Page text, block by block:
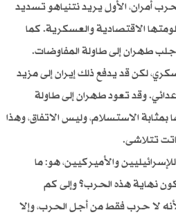
أمران، الأول يريد نتنياهو تسديد
الاقتصادية والعسكرية. كما
طهران إلى طاولة المفاوضات.
لكن قد يدفع ذلك إيران إلى مزيد
وقد تعود طهران إلى طاولة
الاستسلام، وليس الاتفاق، وهذا
تتلاشى.
للإسرائيليين والأميركيين، هو: ما
نهاية هذه الحرب؟ وإلى كم
لا حرب فقط من أجل الحرب، وإلا